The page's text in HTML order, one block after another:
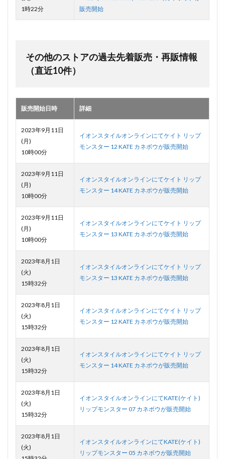
1時22分
販売開始
その他のストアの過去先着販売・再販情報
（直近10件）
販売開始日時 詳細
2023年9月11日
(月)
10時00分
イオンスタイルオンラインにてケイト リップ
モンスター 12 KATE カネボウが販売開始
2023年9月11日
(月)
10時00分
イオンスタイルオンラインにてケイト リップ
モンスター 14 KATE カネボウが販売開始
2023年9月11日
(月)
10時00分
イオンスタイルオンラインにてケイト リップ
モンスター 13 KATE カネボウが販売開始
2023年8月1日
(火)
15時32分
イオンスタイルオンラインにてケイト リップ
モンスター 13 KATE カネボウが販売開始
2023年8月1日
(火)
15時32分
イオンスタイルオンラインにてケイト リップ
モンスター 12 KATE カネボウが販売開始
2023年8月1日
(火)
15時32分
イオンスタイルオンラインにてケイト リップ
モンスター 14 KATE カネボウが販売開始
2023年8月1日
(火)
15時32分
イオンスタイルオンラインにてKATE(ケイト)
リップモンスター 07 カネボウが販売開始
2023年8月1日
(火)
イオンスタイルオンラインにてKATE(ケイト)
リップモンスター 05 カネボウが販売開始